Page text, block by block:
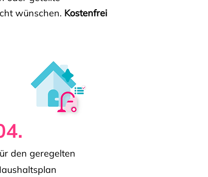
wünschen. Kostenfrei
den geregelten